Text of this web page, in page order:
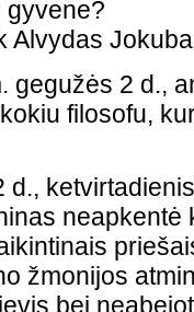
gyvene?
Alvydas
gegužės 2 d.,
filosofu,
d.,
neapkentė
žmonijos
bei